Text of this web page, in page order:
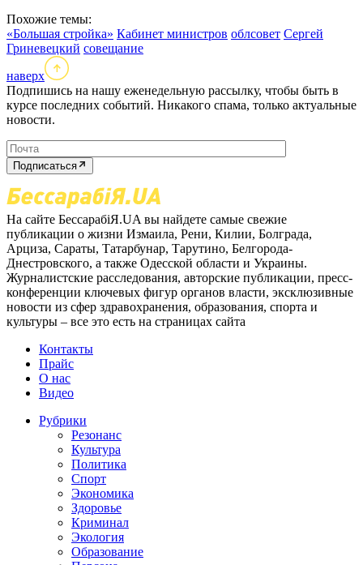
Похожие темы:
«Большая стройка» Кабинет министров облсовет Сергей
Гриневецкий совещание
наверх
Подпишись на нашу еженедельную рассылку, чтобы быть в
курсе последних событий. Никакого спама, только актуальные
новости.
Подписаться
На сайте БессарабіЯ.UA вы найдете самые свежие
публикации о жизни Измаила, Рени, Килии, Болграда,
Арциза, Сараты, Татарбунар, Тарутино, Белгорода-
Днестровского, а также Одесской области и Украины.
Журналистские расследования, авторские публикации, пресс-
конференции ключевых фигур органов власти, эксклюзивные
новости из сфер здравохранения, образования, спорта и
культуры – все это есть на страницах сайта
Контакты
Прайс
О нас
Видео
Рубрики
Резонанс
Культура
Политика
Спорт
Экономика
Здоровье
Криминал
Экология
Образование